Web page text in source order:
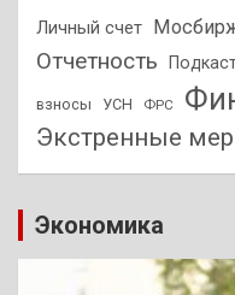
Личный счет
Отчетность
взносы УСН ФРС
Экстренные
Экономика